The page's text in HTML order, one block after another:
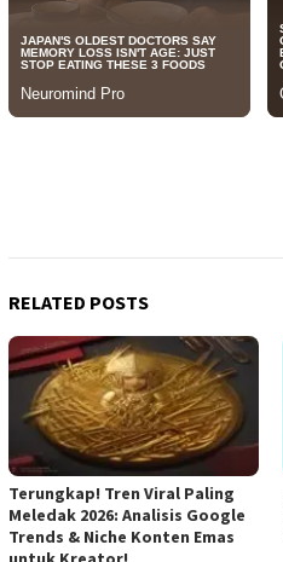
RELATED POSTS
Terungkap! Tren Viral Paling
Meledak 2026: Analisis Google
Trends & Niche Konten Emas